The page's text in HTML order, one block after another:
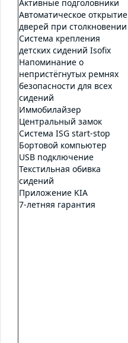
Активные подголовники
Автоматическое открытие
дверей при столкновении
Система крепления
детских сидений Isofix
Напоминание о
непристёгнутых ремнях
безопасности для всех
сидений
Иммобилайзер
Центральный замок
Система ISG start-stop
Бортовой компьютер
USB подключение
Текстильная обивка
сидений
Приложение KIA
7-летняя гарантия